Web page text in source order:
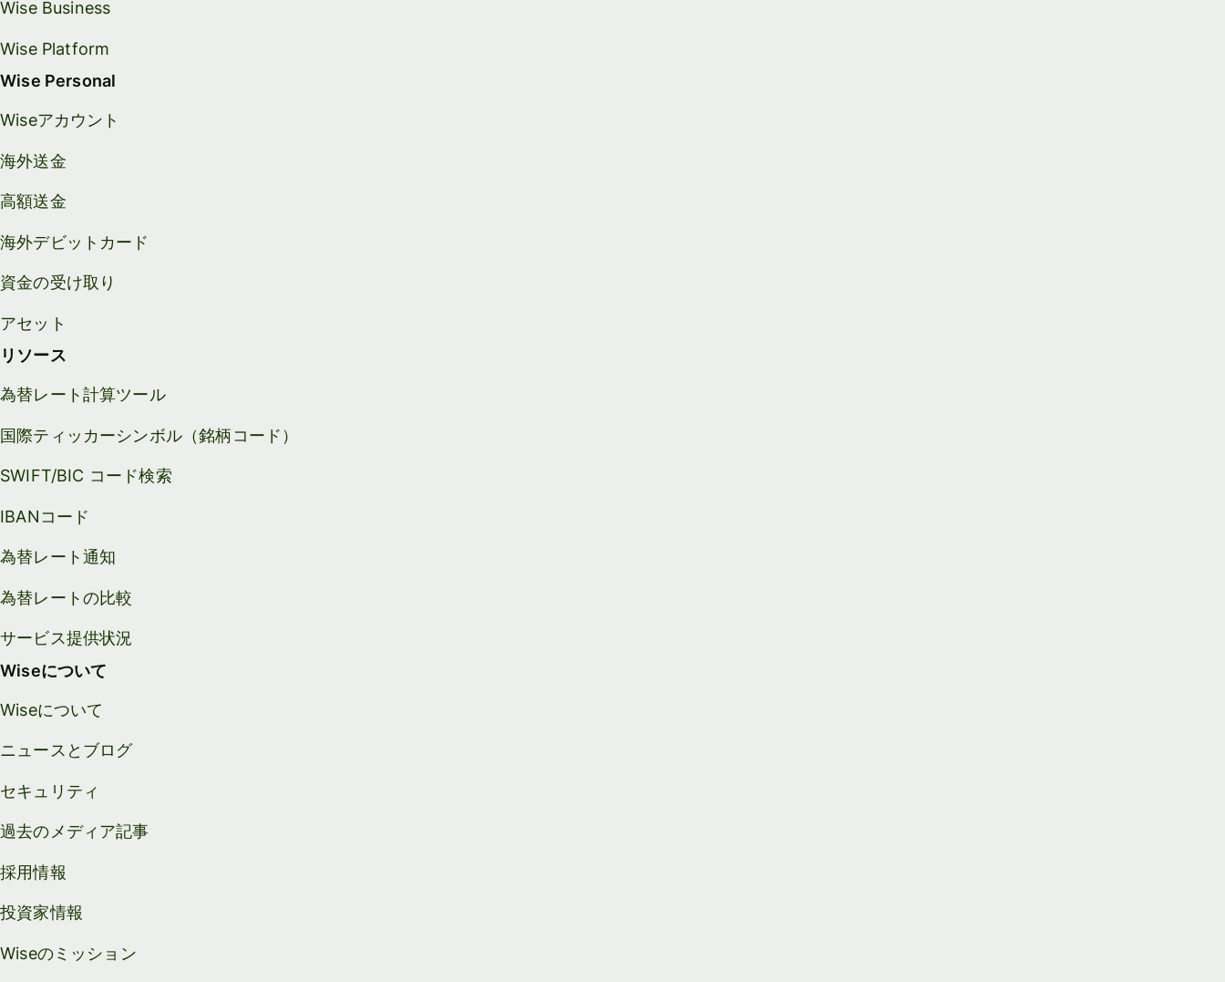
Wise Business
Wise Platform
Wise Personal
Wiseアカウント
海外送金
高額送金
海外デビットカード
資金の受け取り
アセット
リソース
為替レート計算ツール
国際ティッカーシンボル（銘柄コード）
SWIFT/BIC コード検索
IBANコード
為替レート通知
為替レートの比較
サービス提供状況
Wiseについて
Wiseについて
ニュースとブログ
セキュリティ
過去のメディア記事
採用情報
投資家情報
Wiseのミッション